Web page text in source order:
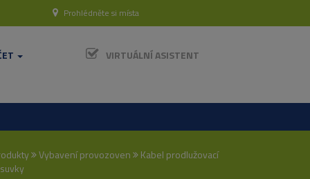
Prohlédněte si místa
VIRTUÁLNÍ ASISTENT
Vybavení provozoven
Kabel prodlužovací